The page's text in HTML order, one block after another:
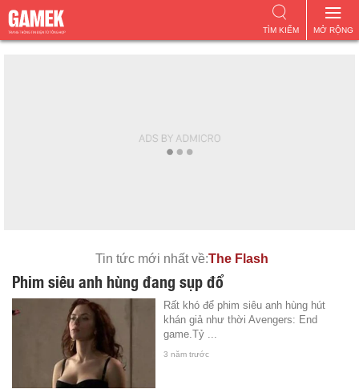
MỞ RỘNG
TÌM KIẾM
Tin tức mới nhất về:The Flash
Phim siêu anh hùng đang sụp đổ
Rất khó để phim siêu anh hùng hút
khán giả như thời Avengers: End
game.Tỷ ...
3 năm trước